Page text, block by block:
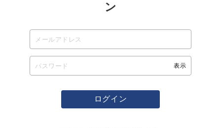
ン
表示
ログイン